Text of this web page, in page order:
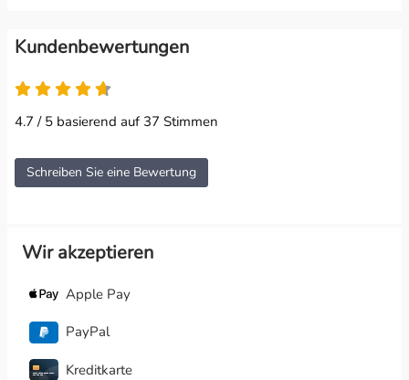
Kundenbewertungen
4.7 / 5 basierend auf 37 Stimmen
Schreiben Sie eine Bewertung
Wir akzeptieren
Apple Pay
PayPal
Kreditkarte